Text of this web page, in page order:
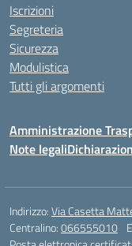
Iscrizioni
Segreteria
Sicurezza
Modulistica
Tutti gli argomenti
Amministrazione
Note legali
Indirizzo:Via Casetta
Centralino:066555010